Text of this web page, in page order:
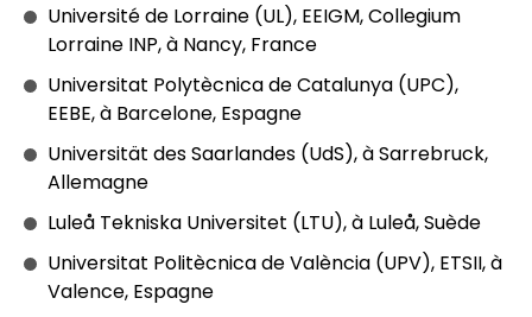
Université de Lorraine (UL), EEIGM, Collegium
Lorraine INP, à Nancy, France
Universitat Polytècnica de Catalunya (UPC),
EEBE, à Barcelone, Espagne
Universität des Saarlandes (UdS), à Sarrebruck,
Allemagne
Luleå Tekniska Universitet (LTU), à Luleå, Suède
Universitat Politècnica de València (UPV), ETSII, à
Valence, Espagne